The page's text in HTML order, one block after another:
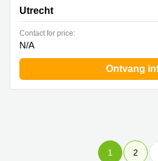
Utrecht
Contact for price:
N/A
Ontvang
1 2